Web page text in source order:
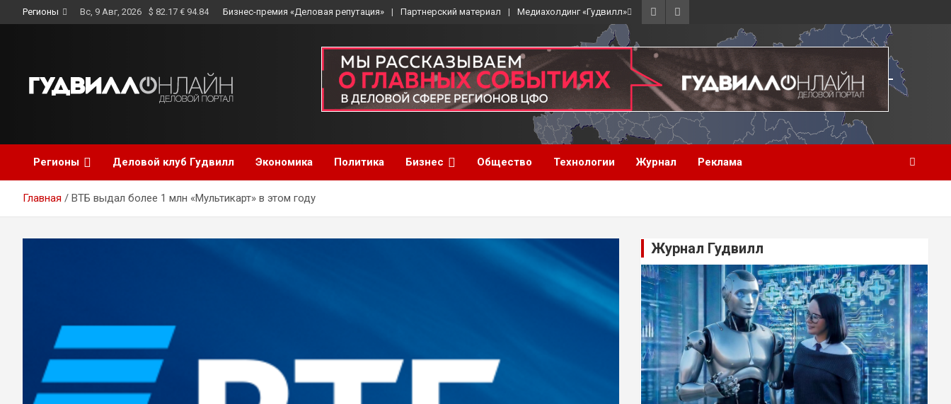
to
Регионы Вс, 9 Авг, 2026 $ 82.17 € 94.84 Бизнес-премия «Деловая репутация» Партнерский материал Медиахолдинг «Гудвилл»
Регионы Деловой клуб Гудвилл Экономика Политика Бизнес Общество Технологии Журнал Реклама
Главная ВТБ выдал более 1 млн «Мультикарт» в этом году
Журнал Гудвилл